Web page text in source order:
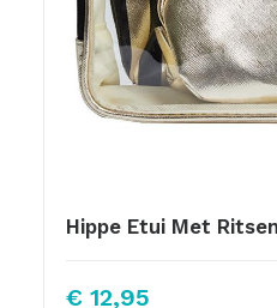
Hippe Etui Met
€ 12,95